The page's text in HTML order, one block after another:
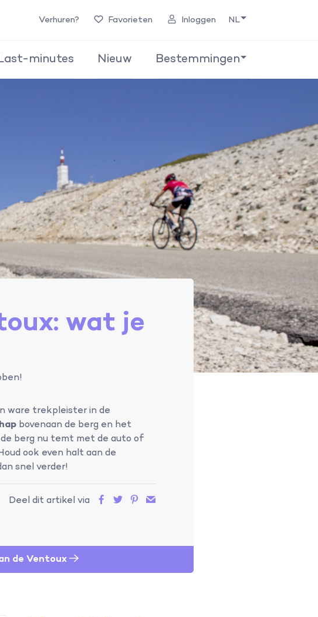
Verhuren? Favorieten Inloggen NL
minutes Nieuw Bestemmingen
wat je
ware trekpleister in de
bovenaan de berg en het
berg nu temt met de auto of
ook even halt aan de
snel verder!
Deel dit artikel via
de Ventoux